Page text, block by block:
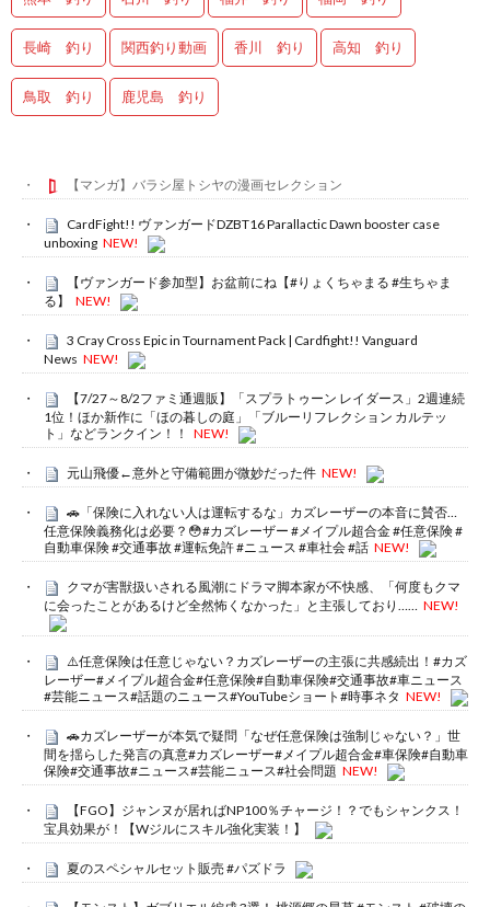
長崎 釣り 関西釣り動画 香川 釣り 高知 釣り
鳥取 釣り 鹿児島 釣り
【マンガ】バラシ屋トシヤの漫画セレクション
CardFight!! ヴァンガードDZBT16 Parallactic Dawn booster case
unboxing NEW!
【ヴァンガード参加型】お盆前にね【#りょくちゃまる #生ちゃま
る】
NEW!
3 Cray Cross Epic in Tournament Pack | Cardfight!! Vanguard
News NEW!
【7/27～8/2ファミ通週販】「スプラトゥーン レイダース」2週連続
1位！ほか新作に「ほの暮しの庭」「ブルーリフレクション カルテッ
ト」などランクイン！！
NEW!
元山飛優←意外と守備範囲が微妙だった件 NEW!
🚗「保険に入れない人は運転するな」カズレーザーの本音に賛否…
任意保険義務化は必要？😳#カズレーザー #メイプル超合金 #任意保険 #
自動車保険 #交通事故 #運転免許 #ニュース #車社会 #話 NEW!
クマが害獣扱いされる風潮にドラマ脚本家が不快感、「何度もクマ
に会ったことがあるけど全然怖くなかった」と主張しており……
NEW!
⚠️任意保険は任意じゃない？カズレーザーの主張に共感続出！#カズ
レーザー#メイプル超合金#任意保険#自動車保険#交通事故#車ニュース
#芸能ニュース#話題のニュース#YouTubeショート#時事ネタ NEW!
🚗カズレーザーが本気で疑問「なぜ任意保険は強制じゃない？」世
間を揺らした発言の真意#カズレーザー#メイプル超合金#車保険#自動車
保険#交通事故#ニュース#芸能ニュース#社会問題 NEW!
【FGO】ジャンヌが居ればNP100％チャージ！？でもシャンクス！
宝具効果が！【Wジルにスキル強化実装！】
夏のスペシャルセット販売 #パズドラ